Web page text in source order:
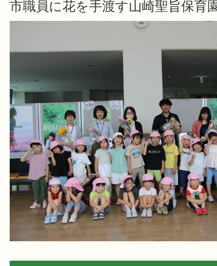
市職員に花を手渡す山崎聖旨保育